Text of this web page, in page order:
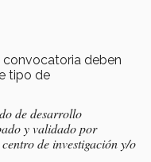
convocatoria deben
tipo de
de desarrollo
y validado por
de investigación y/o